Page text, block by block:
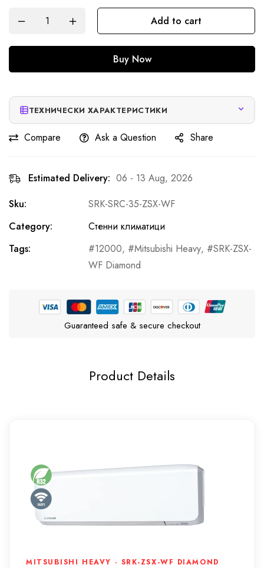
Add to cart
Buy Now
ТЕХНИЧЕСКИ ХАРАКТЕРИСТИКИ
Compare Ask a Question Share
Estimated Delivery: 06 - 13 Aug, 2026
Sku:
SRK-SRC-35-ZSX-WF
Category:
Стенни климатици
Tags:
12000, Mitsubishi Heavy,
SRK-ZSX-
WF Diamond
Guaranteed safe & secure checkout
Product Details
MITSUBISHI HEAVY · SRK-ZSX-WF DIAMOND